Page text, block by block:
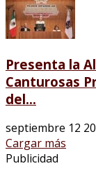
Presenta la
Canturosas
del...
septiembre 12
Cargar más
Publicidad